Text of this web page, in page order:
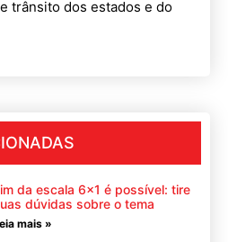
trânsito dos estados e do
da escala 6×1 é possível: tire
dúvidas sobre o tema
mais »